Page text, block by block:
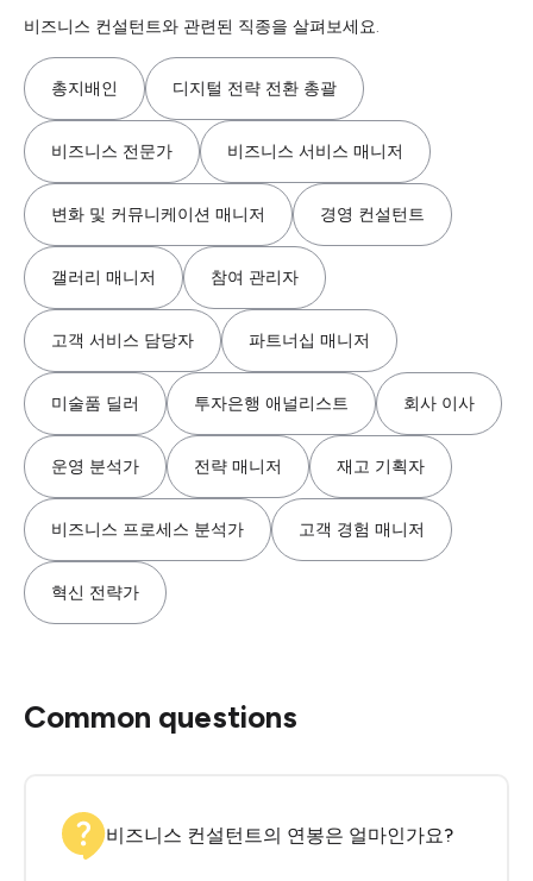
비즈니스 컨설턴트와 관련된 직종을 살펴보세요.
총지배인 디지털 전략 전환 총괄
비즈니스 전문가 비즈니스 서비스 매니저
변화 및 커뮤니케이션 매니저 경영 컨설턴트
갤러리 매니저 참여 관리자
고객 서비스 담당자 파트너십 매니저
미술품 딜러 투자은행 애널리스트 회사 이사
운영 분석가 전략 매니저 재고 기획자
비즈니스 프로세스 분석가 고객 경험 매니저
혁신 전략가
Common questions
비즈니스 컨설턴트의 연봉은 얼마인가요?